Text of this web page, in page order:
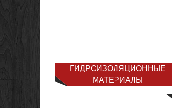
ГИДРОИЗОЛЯЦИОННЫЕ
МАТЕРИАЛЫ